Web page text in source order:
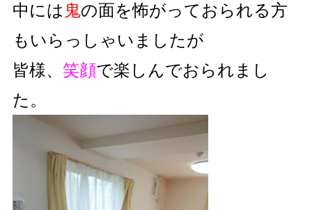
中には 鬼の面を怖がっておられる方
もいらっしゃいましたが
皆様、 笑顔で楽しんでおられまし
た。